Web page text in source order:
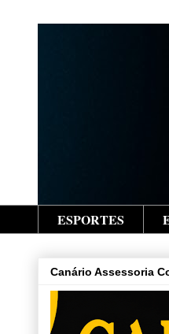
ESPORTES
Canário Assessoria